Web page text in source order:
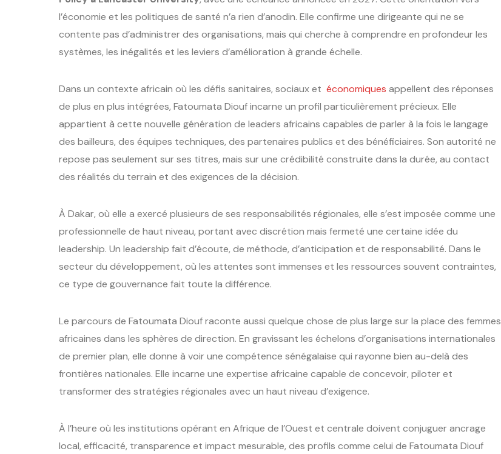
l’économie et les politiques de santé n’a rien d’anodin. Elle confirme une dirigeante qui ne se
contente pas d’administrer des organisations, mais qui cherche à comprendre en profondeur les
systèmes, les inégalités et les leviers d’amélioration à grande échelle.
Dans un contexte africain où les défis sanitaires, sociaux et économiques appellent des réponses
de plus en plus intégrées, Fatoumata Diouf incarne un profil particulièrement précieux. Elle
appartient à cette nouvelle génération de leaders africains capables de parler à la fois le langage
des bailleurs, des équipes techniques, des partenaires publics et des bénéficiaires. Son autorité ne
repose pas seulement sur ses titres, mais sur une crédibilité construite dans la durée, au contact
des réalités du terrain et des exigences de la décision.
À Dakar, où elle a exercé plusieurs de ses responsabilités régionales, elle s’est imposée comme une
professionnelle de haut niveau, portant avec discrétion mais fermeté une certaine idée du
leadership. Un leadership fait d’écoute, de méthode, d’anticipation et de responsabilité. Dans le
secteur du développement, où les attentes sont immenses et les ressources souvent contraintes,
ce type de gouvernance fait toute la différence.
Le parcours de Fatoumata Diouf raconte aussi quelque chose de plus large sur la place des femmes
africaines dans les sphères de direction. En gravissant les échelons d’organisations internationales
de premier plan, elle donne à voir une compétence sénégalaise qui rayonne bien au-delà des
frontières nationales. Elle incarne une expertise africaine capable de concevoir, piloter et
transformer des stratégies régionales avec un haut niveau d’exigence.
À l’heure où les institutions opérant en Afrique de l’Ouest et centrale doivent conjuguer ancrage
local, efficacité, transparence et impact mesurable, des profils comme celui de Fatoumata Diouf